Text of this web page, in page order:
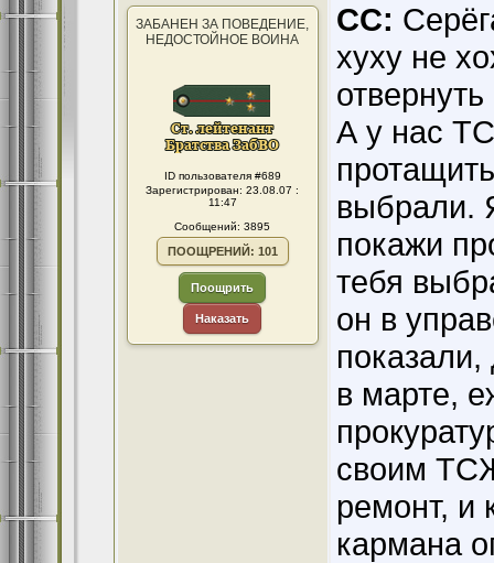
ЗАБАНЕН ЗА ПОВЕДЕНИЕ,
НЕДОСТОЙНОЕ ВОИНА
ID пользователя #689
Зарегистрирован: 23.08.07 :
11:47
Сообщений: 3895
ПООЩРЕНИЙ: 101
Поощрить
Наказать
CC:
хуху не
отвернуть
А у нас
выбрали.
покажи
тебя
он в
показали,
в марте,
своим
ремонт, и
кармана